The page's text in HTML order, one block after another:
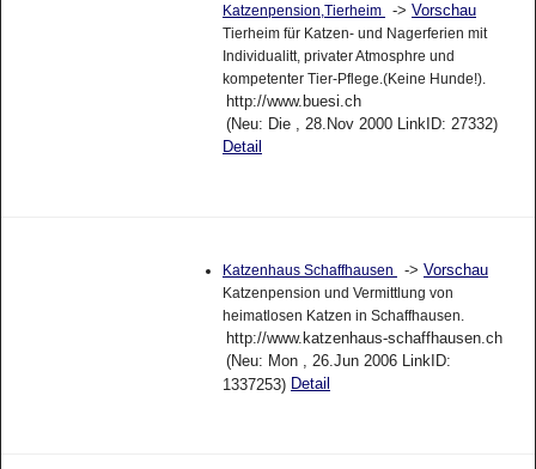
Katzenpension,Tierheim
-> Vorschau
Tierheim für Katzen- und Nagerferien mit
Individualitt, privater Atmosphre und
kompetenter Tier-Pflege.(Keine Hunde!).
http://www.buesi.ch
(Neu: Die , 28.Nov 2000 LinkID: 27332)
Detail
Katzenhaus Schaffhausen -> Vorschau
Katzenpension und Vermittlung von
heimatlosen Katzen in Schaffhausen.
http://www.katzenhaus-schaffhausen.ch
(Neu: Mon , 26.Jun 2006 LinkID:
1337253) Detail